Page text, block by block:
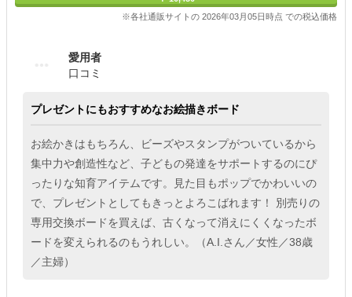
※各社通販サイトの 2026年03月05日時点 での税込価格
愛用者
口コミ
プレゼントにもおすすめなお絵描きボード
お絵かきはもちろん、ビーズやスタンプがついているから
集中力や創造性など、子どもの発達をサポートするのにぴ
ったりな知育アイテムです。見た目もポップでかわいいの
で、プレゼントとしてもきっとよろこばれます！ 別売りの
専用交換ボードを買えば、古くなって消えにくくなったボ
ードを変えられるのもうれしい。（A.I.さん／女性／38歳
／主婦）